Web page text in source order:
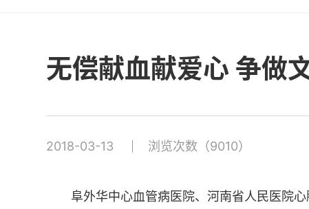
无偿献血献爱心 争做
2018-03-13 浏览次数（9010）
阜外华中心血管病医院、河南省人民医院